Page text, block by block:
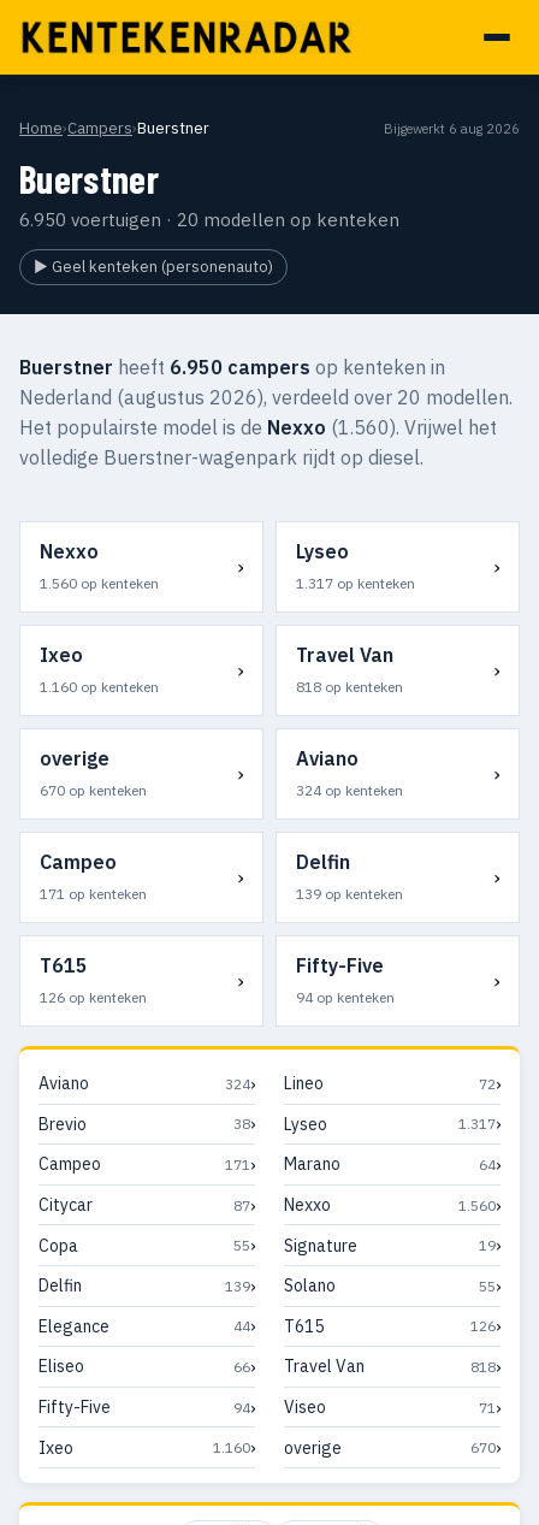
Home›Campers›Buerstner Bijgewerkt 6 aug 2026
Buerstner
6.950 voertuigen · 20 modellen op kenteken
▶ Geel kenteken (personenauto)
Buerstner heeft 6.950 campers op kenteken in
Nederland (augustus 2026), verdeeld over 20 modellen.
Het populairste model is de Nexxo (1.560). Vrijwel het
volledige Buerstner-wagenpark rijdt op diesel.
Nexxo
1.560 op kenteken
›
Lyseo
1.317 op kenteken
›
Ixeo
1.160 op kenteken
›
Travel Van
818 op kenteken
›
overige
670 op kenteken
›
Aviano
324 op kenteken
›
Campeo
171 op kenteken
›
Delfin
139 op kenteken
›
T615
126 op kenteken
›
Fifty-Five
94 op kenteken
›
Aviano 324›
Brevio 38›
Campeo 171 ›
Citycar 87›
Copa 55›
Delfin 139›
Elegance 44›
Eliseo 66›
Fifty-Five 94›
Ixeo 1.160›
Lineo 72›
Lyseo 1.317›
Marano 64›
Nexxo 1.560›
Signature 19›
Solano 55›
T615 126›
Travel Van 818›
Viseo 71 ›
overige 670›